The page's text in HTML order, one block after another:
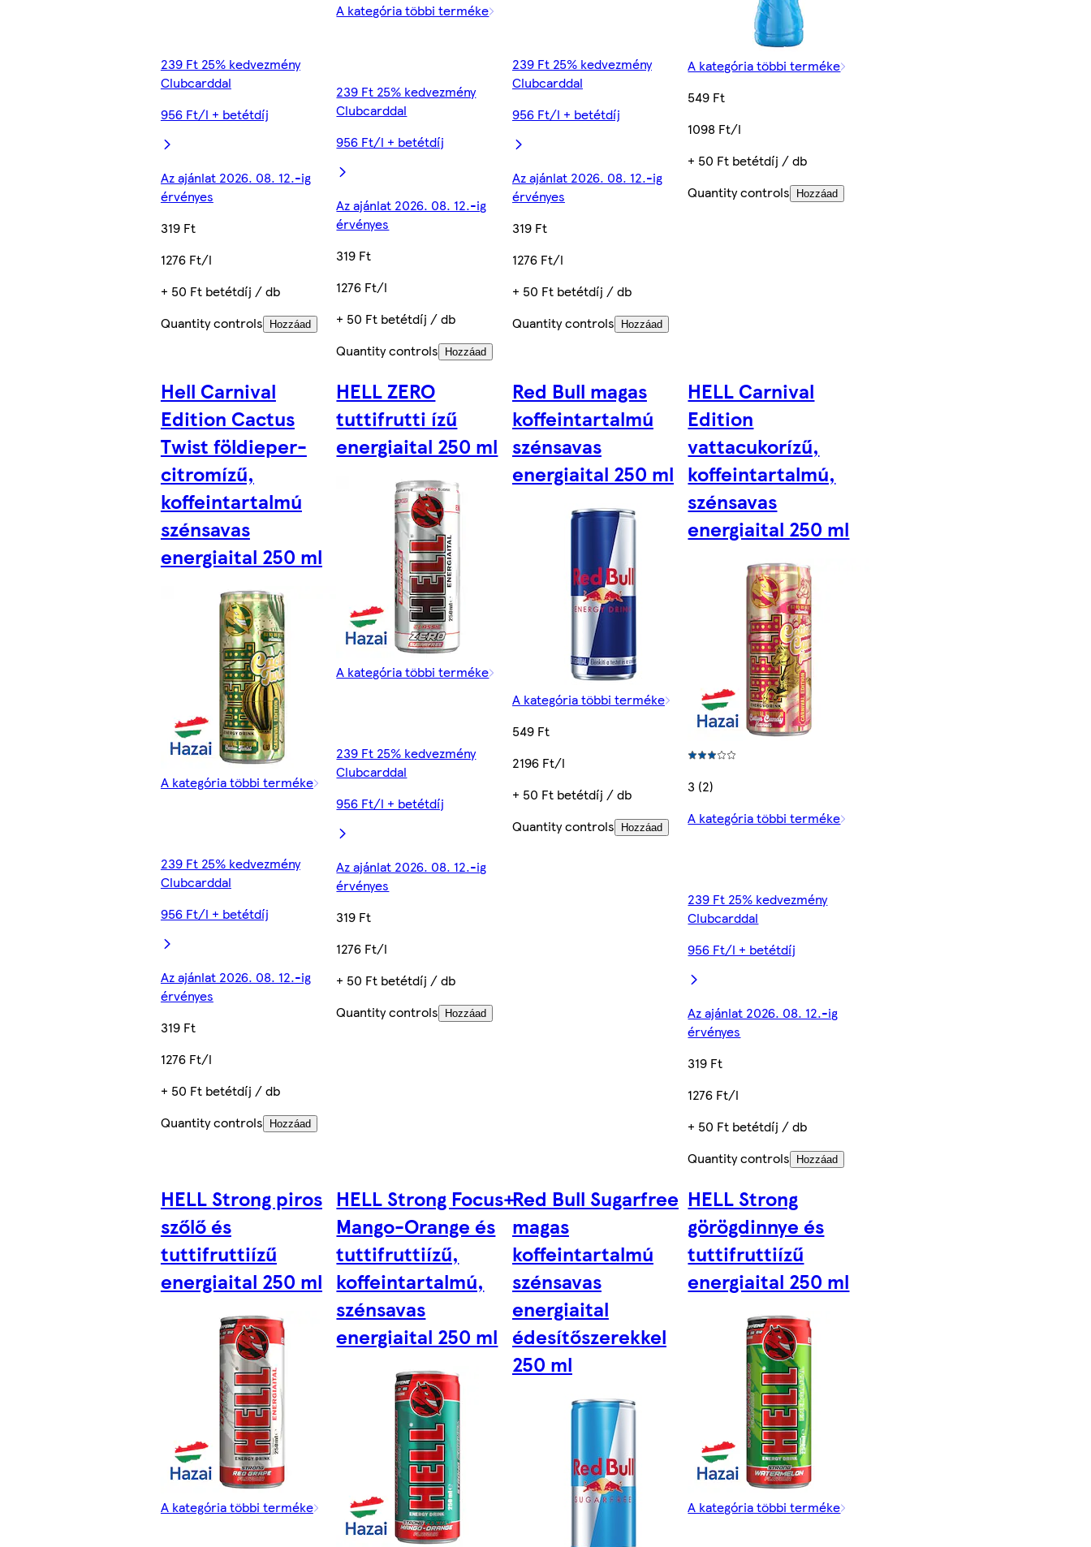
239 Ft 25% kedvezmény
Clubcarddal
956 Ft/l + betétdíj
Az ajánlat 2026. 08. 12.-ig
érvényes
319 Ft
1276 Ft/l
+ 50 Ft betétdíj / db
Quantity controls
Hozzáad
A kategória többi terméke
239 Ft 25% kedvezmény
Clubcarddal
956 Ft/l + betétdíj
Az ajánlat 2026. 08. 12.-ig
érvényes
319 Ft
1276 Ft/l
+ 50 Ft betétdíj / db
Quantity controls
Hozzáad
239 Ft 25% kedvezmény
Clubcarddal
956 Ft/l + betétdíj
Az ajánlat 2026. 08. 12.-ig
érvényes
319 Ft
1276 Ft/l
+ 50 Ft betétdíj / db
Quantity controls
Hozzáad
A kategória többi terméke
549 Ft
1098 Ft/l
+ 50 Ft betétdíj / db
Quantity controls
Hozzáad
Hell Carnival
Edition Cactus
Twist földieper-
citromízű,
koffeintartalmú
szénsavas
energiaital 250 ml
A kategória többi terméke
239 Ft 25% kedvezmény
Clubcarddal
956 Ft/l + betétdíj
Az ajánlat 2026. 08. 12.-ig
érvényes
319 Ft
1276 Ft/l
+ 50 Ft betétdíj / db
Quantity controls
Hozzáad
HELL ZERO
tuttifrutti ízű
energiaital 250 ml
A kategória többi terméke
239 Ft 25% kedvezmény
Clubcarddal
956 Ft/l + betétdíj
Az ajánlat 2026. 08. 12.-ig
érvényes
319 Ft
1276 Ft/l
+ 50 Ft betétdíj / db
Quantity controls
Hozzáad
Red Bull magas
koffeintartalmú
szénsavas
energiaital 250 ml
A kategória többi terméke
549 Ft
2196 Ft/l
+ 50 Ft betétdíj / db
Quantity controls
Hozzáad
HELL Carnival
Edition
vattacukorízű,
koffeintartalmú,
szénsavas
energiaital 250 ml
3 (2)
A kategória többi terméke
239 Ft 25% kedvezmény
Clubcarddal
956 Ft/l + betétdíj
Az ajánlat 2026. 08. 12.-ig
érvényes
319 Ft
1276 Ft/l
+ 50 Ft betétdíj / db
Quantity controls
Hozzáad
HELL Strong piros
szőlő és
tuttifruttiízű
energiaital 250 ml
A kategória többi terméke
HELL Strong Focus+
Mango-Orange és
tuttifruttiízű,
koffeintartalmú,
szénsavas
energiaital 250 ml
Red Bull Sugarfree
magas
koffeintartalmú
szénsavas
energiaital
édesítőszerekkel
250 ml
HELL Strong
görögdinnye és
tuttifruttiízű
energiaital 250 ml
A kategória többi terméke